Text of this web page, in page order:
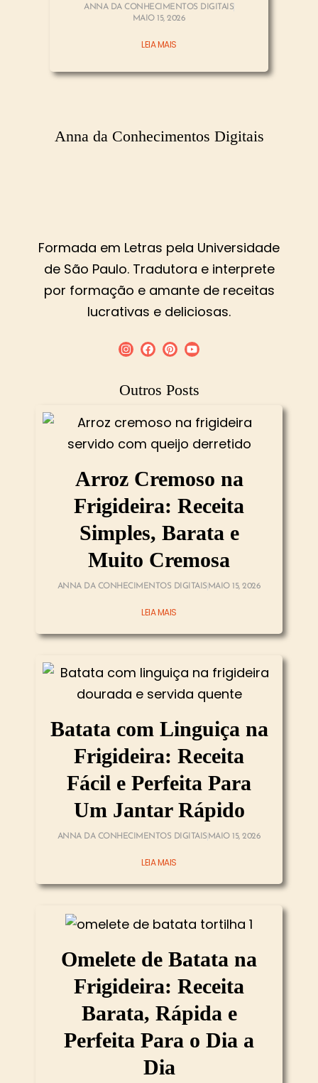
ANNA DA CONHECIMENTOS DIGITAIS
MAIO 15, 2026
LEIA MAIS
Anna da Conhecimentos Digitais
Formada em Letras pela Universidade
de São Paulo. Tradutora e interprete
por formação e amante de receitas
lucrativas e deliciosas.
Outros Posts
Arroz Cremoso na
Frigideira: Receita
Simples, Barata e
Muito Cremosa
ANNA DA CONHECIMENTOS DIGITAIS MAIO 15, 2026
LEIA MAIS
Batata com Linguiça na
Frigideira: Receita
Fácil e Perfeita Para
Um Jantar Rápido
ANNA DA CONHECIMENTOS DIGITAIS MAIO 15, 2026
LEIA MAIS
Omelete de Batata na
Frigideira: Receita
Barata, Rápida e
Perfeita Para o Dia a
Dia